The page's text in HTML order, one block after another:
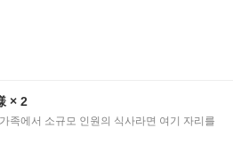
× 2
족에서 소규모 인원의 식사라면 여기 자리를